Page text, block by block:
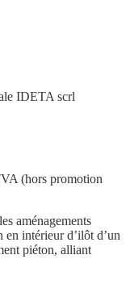
IDETA scrl
(hors promotion
aménagements
en intérieur d’ilôt d’un
piéton, alliant